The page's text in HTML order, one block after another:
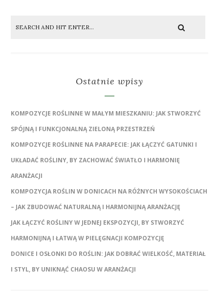
Ostatnie wpisy
KOMPOZYCJE ROŚLINNE W MAŁYM MIESZKANIU: JAK STWORZYĆ
SPÓJNĄ I FUNKCJONALNĄ ZIELONĄ PRZESTRZEŃ
KOMPOZYCJE ROŚLINNE NA PARAPECIE: JAK ŁĄCZYĆ GATUNKI I
UKŁADAĆ ROŚLINY, BY ZACHOWAĆ ŚWIATŁO I HARMONIĘ
ARANŻACJI
KOMPOZYCJA ROŚLIN W DONICACH NA RÓŻNYCH WYSOKOŚCIACH
– JAK ZBUDOWAĆ NATURALNĄ I HARMONIJNĄ ARANŻACJĘ
JAK ŁĄCZYĆ ROŚLINY W JEDNEJ EKSPOZYCJI, BY STWORZYĆ
HARMONIJNĄ I ŁATWĄ W PIELĘGNACJI KOMPOZYCJĘ
DONICE I OSŁONKI DO ROŚLIN: JAK DOBRAĆ WIELKOŚĆ, MATERIAŁ
I STYL, BY UNIKNĄĆ CHAOSU W ARANŻACJI